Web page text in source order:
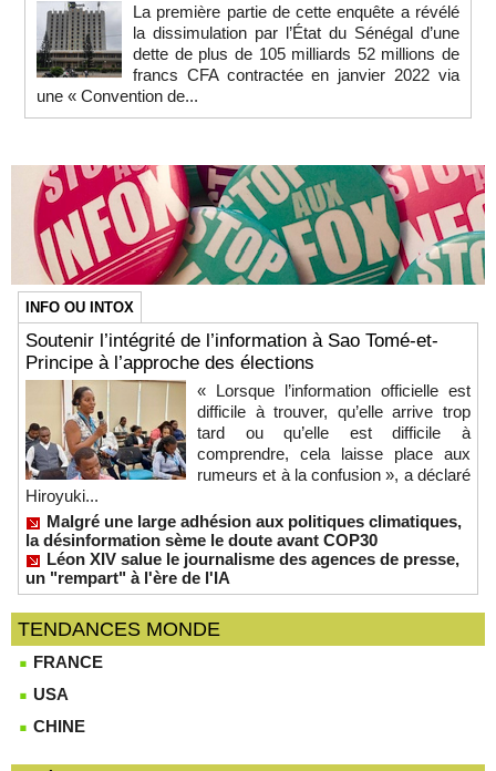
La première partie de cette enquête a révélé
la dissimulation par l’État du Sénégal d’une
dette de plus de 105 milliards 52 millions de
francs CFA contractée en janvier 2022 via
une « Convention de...
INFO OU INTOX
Soutenir l’intégrité de l’information à Sao Tomé-et-
Principe à l’approche des élections
« Lorsque l’information officielle est
difficile à trouver, qu’elle arrive trop
tard ou qu’elle est difficile à
comprendre, cela laisse place aux
rumeurs et à la confusion », a déclaré
Hiroyuki...
Malgré une large adhésion aux politiques climatiques,
la désinformation sème le doute avant COP30
Léon XIV salue le journalisme des agences de presse,
un "rempart" à l'ère de l'IA
TENDANCES MONDE
FRANCE
USA
CHINE